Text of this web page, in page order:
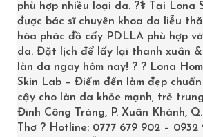
>> LONA.VN
phù hợp nhiều loại da. ?‍⚕️ Tại Lona
được bác sĩ chuyên khoa da liễu
hóa phác đồ cấy PDLLA phù hợp
da. Đặt lịch để lấy lại thanh xuân
làn da ngay hôm nay! ? ? Lona
Skin Lab – Điểm đến làm đẹp
cậy cho làn da khỏe mạnh, trẻ
Đinh Công Tráng, P. Xuân Khánh,
Thơ ? Hotline: 0777 679 902 –